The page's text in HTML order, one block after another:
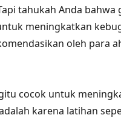
tahukah Anda bahwa
meningkatkan
oleh para
cocok untuk
karena latihan